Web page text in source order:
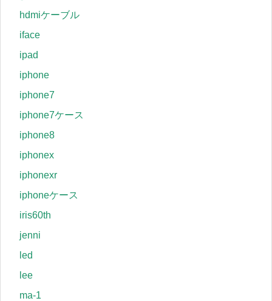
hdmiケーブル
iface
ipad
iphone
iphone7
iphone7ケース
iphone8
iphonex
iphonexr
iphoneケース
iris60th
jenni
led
lee
ma-1